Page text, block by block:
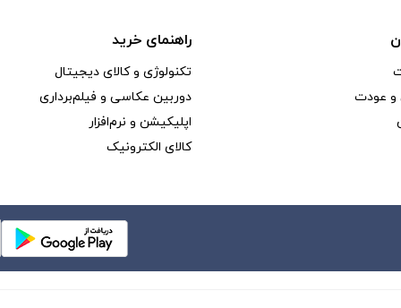
و عودت
راهنمای خرید
تکنولوژی و کالای دیجیتال
دوربین عکاسی و فیلم‌برداری
اپلیکیشن و نرم‌افزار
کالای الکترونیک